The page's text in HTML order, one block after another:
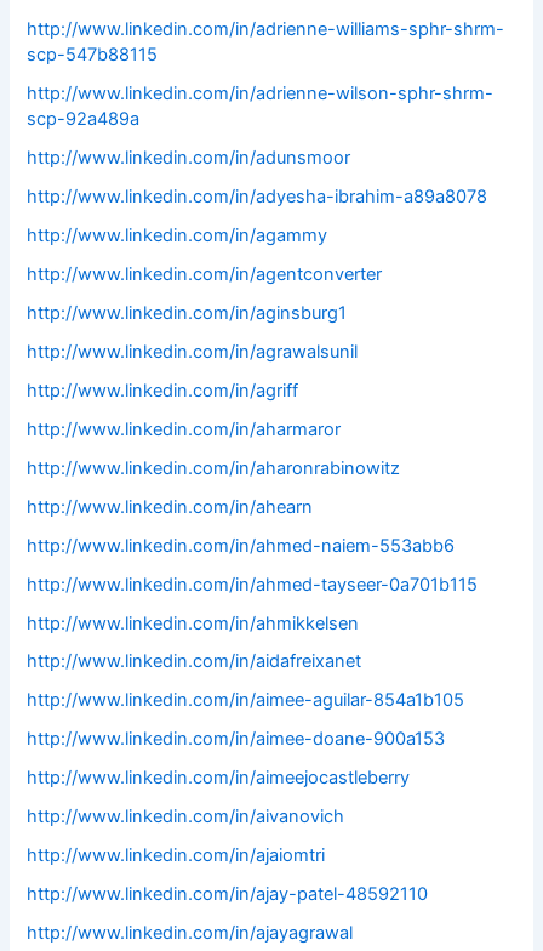
http://www.linkedin.com/in/adrienne-williams-sphr-shrm-
scp-547b88115
http://www.linkedin.com/in/adrienne-wilson-sphr-shrm-
scp-92a489a
http://www.linkedin.com/in/adunsmoor
http://www.linkedin.com/in/adyesha-ibrahim-a89a8078
http://www.linkedin.com/in/agammy
http://www.linkedin.com/in/agentconverter
http://www.linkedin.com/in/aginsburg1
http://www.linkedin.com/in/agrawalsunil
http://www.linkedin.com/in/agriff
http://www.linkedin.com/in/aharmaror
http://www.linkedin.com/in/aharonrabinowitz
http://www.linkedin.com/in/ahearn
http://www.linkedin.com/in/ahmed-naiem-553abb6
http://www.linkedin.com/in/ahmed-tayseer-0a701b115
http://www.linkedin.com/in/ahmikkelsen
http://www.linkedin.com/in/aidafreixanet
http://www.linkedin.com/in/aimee-aguilar-854a1b105
http://www.linkedin.com/in/aimee-doane-900a153
http://www.linkedin.com/in/aimeejocastleberry
http://www.linkedin.com/in/aivanovich
http://www.linkedin.com/in/ajaiomtri
http://www.linkedin.com/in/ajay-patel-48592110
http://www.linkedin.com/in/ajayagrawal